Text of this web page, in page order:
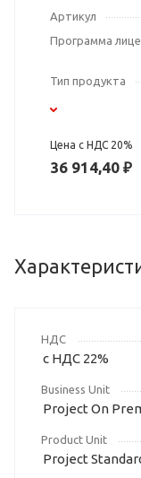
Артикул
Программа
Тип продукта
Цена с НДС 20%
36 914,40 ₽
НДС
с НДС 22%
Business Unit
Project On
Product Unit
Project